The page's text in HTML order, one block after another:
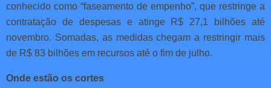
conhecido como “faseamento de empenho”, que restringe a
contratação de despesas e atinge R$ 27,1 bilhões até
novembro. Somadas, as medidas chegam a restringir mais
de R$ 83 bilhões em recursos até o fim de julho.
Onde estão os cortes